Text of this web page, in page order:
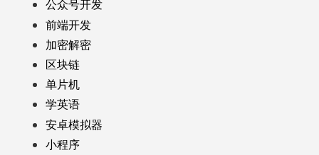
公众号开发
前端开发
加密解密
区块链
单片机
学英语
安卓模拟器
小程序